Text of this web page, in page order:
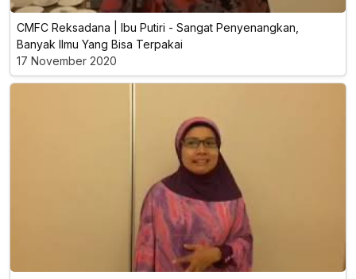
CMFC Reksadana | Ibu Putiri - Sangat Penyenangkan,
Banyak Ilmu Yang Bisa Terpakai
17 November 2020